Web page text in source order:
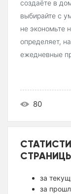
создаёте в
выбирайте с
не экономьте
определяет,
ежедневные
80
за
за